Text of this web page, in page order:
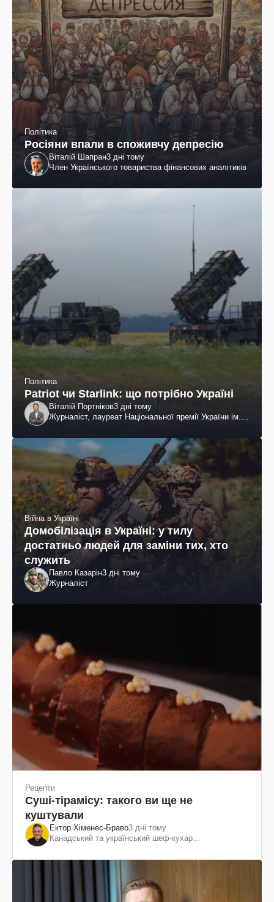
Політика
Росіяни впали в споживчу депресію
Віталій Шапран3 дні тому
Член Українського товариства фінансових аналітиків
Політика
Patriot чи Starlink: що потрібно Україні
Віталій Портніков3 дні тому
Журналіст, лауреат Національної премії України ім.
Війна в Україні
Домобілізація в Україні: у тилу
достатньо людей для заміни тих, хто
служить
Павло Казарін3 дні тому
Журналіст
Рецепти
Суші-тірамісу: такого ви ще не
куштували
Ектор Хіменес-Браво3 дні тому
Канадський та український шеф-кухар